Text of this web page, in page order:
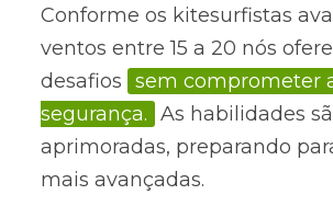
Conforme os kitesurfistas
ventos entre 15 a 20 nós
desafios sem comprometer
segurança. As habilidades
aprimoradas, preparando
mais avançadas.